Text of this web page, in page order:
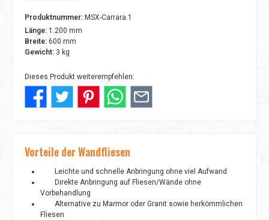
Produktnummer: MSX-Carrara.1
Länge: 1.200 mm
Breite: 600 mm
Gewicht: 3 kg
Dieses Produkt weiterempfehlen:
Vorteile der Wandfliesen
Leichte und schnelle Anbringung ohne viel Aufwand
Direkte Anbringung auf Fliesen/Wände ohne
Vorbehandlung
Alternative zu Marmor oder Granit sowie herkömmlichen
Fliesen